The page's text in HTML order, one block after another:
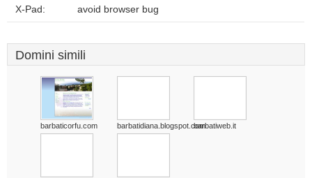
X-Pad: avoid browser bug
Domini simili
barbaticorfu.com barbatidiana.blogspot.combarbatiweb.it